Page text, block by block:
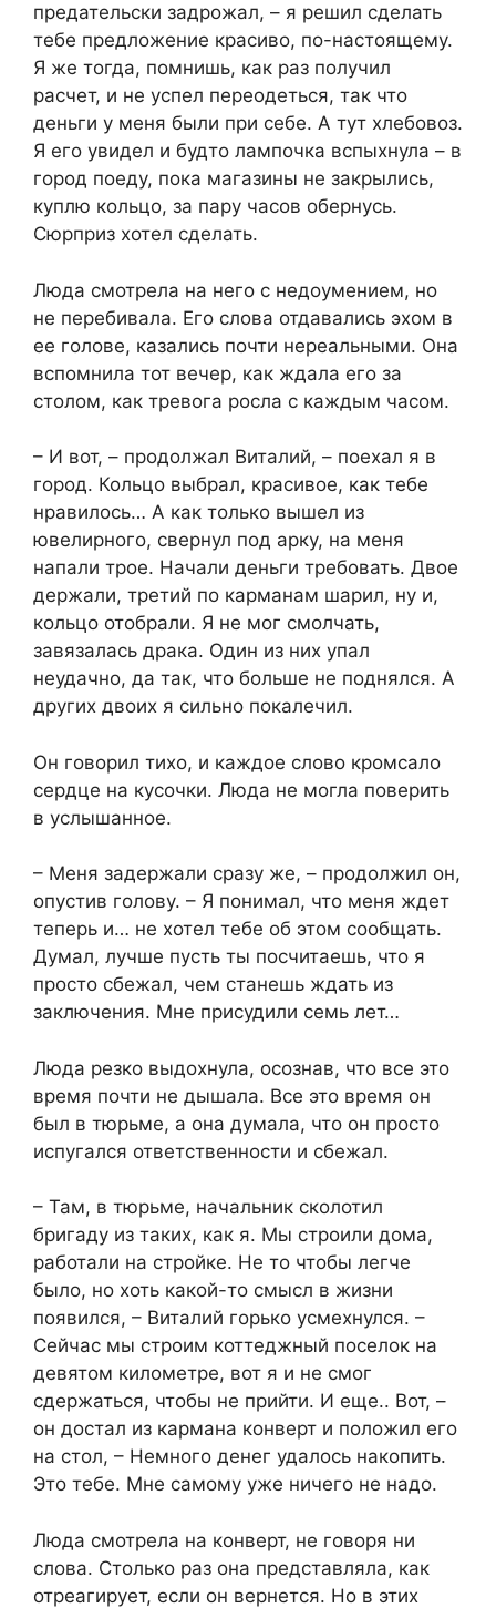
предательски задрожал, – я решил сделать
тебе предложение красиво, по-настоящему.
Я же тогда, помнишь, как раз получил
расчет, и не успел переодеться, так что
деньги у меня были при себе. А тут хлебовоз.
Я его увидел и будто лампочка вспыхнула – в
город поеду, пока магазины не закрылись,
куплю кольцо, за пару часов обернусь.
Сюрприз хотел сделать.
Люда смотрела на него с недоумением, но
не перебивала. Его слова отдавались эхом в
ее голове, казались почти нереальными. Она
вспомнила тот вечер, как ждала его за
столом, как тревога росла с каждым часом.
– И вот, – продолжал Виталий, – поехал я в
город. Кольцо выбрал, красивое, как тебе
нравилось… А как только вышел из
ювелирного, свернул под арку, на меня
напали трое. Начали деньги требовать. Двое
держали, третий по карманам шарил, ну и,
кольцо отобрали. Я не мог смолчать,
завязалась драка. Один из них упал
неудачно, да так, что больше не поднялся. А
других двоих я сильно покалечил.
Он говорил тихо, и каждое слово кромсало
сердце на кусочки. Люда не могла поверить
в услышанное.
– Меня задержали сразу же, – продолжил он,
опустив голову. – Я понимал, что меня ждет
теперь и… не хотел тебе об этом сообщать.
Думал, лучше пусть ты посчитаешь, что я
просто сбежал, чем станешь ждать из
заключения. Мне присудили семь лет…
Люда резко выдохнула, осознав, что все это
время почти не дышала. Все это время он
был в тюрьме, а она думала, что он просто
испугался ответственности и сбежал.
– Там, в тюрьме, начальник сколотил
бригаду из таких, как я. Мы строили дома,
работали на стройке. Не то чтобы легче
было, но хоть какой-то смысл в жизни
появился, – Виталий горько усмехнулся. –
Сейчас мы строим коттеджный поселок на
девятом километре, вот я и не смог
сдержаться, чтобы не прийти. И еще.. Вот, –
он достал из кармана конверт и положил его
на стол, – Немного денег удалось накопить.
Это тебе. Мне самому уже ничего не надо.
Люда смотрела на конверт, не говоря ни
слова. Столько раз она представляла, как
отреагирует, если он вернется. Но в этих